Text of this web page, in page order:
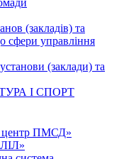
(закладів) та
сфери управління
(заклади) та
І СПОРТ
центр ПМСД»